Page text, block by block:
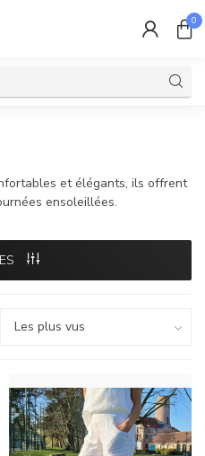
0
et élégants, ils offrent
ensoleillées.